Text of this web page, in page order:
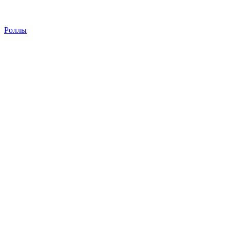
Роллы